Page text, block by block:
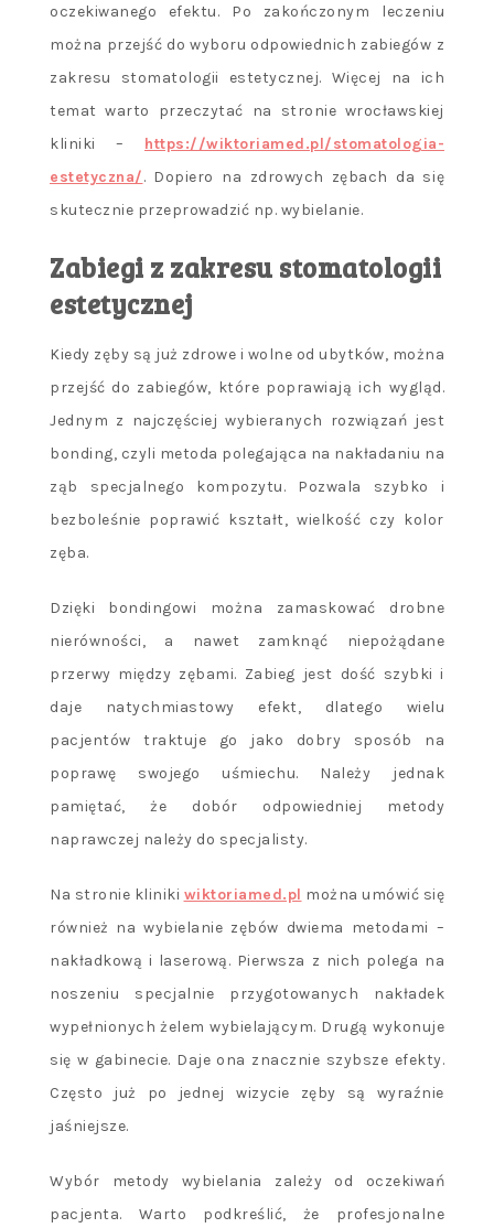
oczekiwanego efektu. Po zakończonym leczeniu
można przejść do wyboru odpowiednich zabiegów z
zakresu stomatologii estetycznej. Więcej na ich
temat warto przeczytać na stronie wrocławskiej
kliniki – https://wiktoriamed.pl/stomatologia-
estetyczna/. Dopiero na zdrowych zębach da się
skutecznie przeprowadzić np. wybielanie.
Zabiegi z zakresu stomatologii
estetycznej
Kiedy zęby są już zdrowe i wolne od ubytków, można
przejść do zabiegów, które poprawiają ich wygląd.
Jednym z najczęściej wybieranych rozwiązań jest
bonding, czyli metoda polegająca na nakładaniu na
ząb specjalnego kompozytu. Pozwala szybko i
bezboleśnie poprawić kształt, wielkość czy kolor
zęba.
Dzięki bondingowi można zamaskować drobne
nierówności, a nawet zamknąć niepożądane
przerwy między zębami. Zabieg jest dość szybki i
daje natychmiastowy efekt, dlatego wielu
pacjentów traktuje go jako dobry sposób na
poprawę swojego uśmiechu. Należy jednak
pamiętać, że dobór odpowiedniej metody
naprawczej należy do specjalisty.
Na stronie kliniki wiktoriamed.pl można umówić się
również na wybielanie zębów dwiema metodami –
nakładkową i laserową. Pierwsza z nich polega na
noszeniu specjalnie przygotowanych nakładek
wypełnionych żelem wybielającym. Drugą wykonuje
się w gabinecie. Daje ona znacznie szybsze efekty.
Często już po jednej wizycie zęby są wyraźnie
jaśniejsze.
Wybór metody wybielania zależy od oczekiwań
pacjenta. Warto podkreślić, że profesjonalne